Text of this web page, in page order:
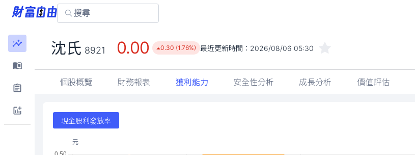
沈氏 8921 0.00 0.30 (1.76%) 最近更新時間： 2026/08/06 05:30
個股概覽 財務報表 獲利能力 安全性分析 成長分析 價值評估
現金股利發放率